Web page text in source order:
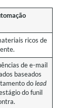
ricos de
de e-mail
baseados
dolead
do funil